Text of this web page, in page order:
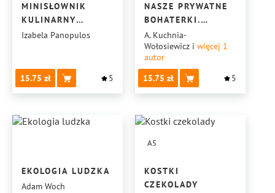
MINISŁOWNIK
KULINARNY
POLSKO - GRECKI
Izabela Panopulos
15.75 5
NASZE PRYWATNE
BOHATERKI.
JESTEŚ JEDNĄ Z
NICH...
A. Kuchnia-
Wołosiewicz i więcej 1
autor
15.75
5
EKOLOGIA LUDZKA
Adam Woch
A5
KOSTKI
CZEKOLADY